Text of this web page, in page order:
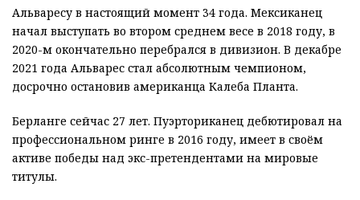
Альваресу в настоящий момент 34 года. Мексиканец
начал выступать во втором среднем весе в 2018 году, в
2020-м окончательно перебрался в дивизион. В декабре
2021 года Альварес стал абсолютным чемпионом,
досрочно остановив американца Калеба Планта.
Берланге сейчас 27 лет. Пуэрториканец дебютировал на
профессиональном ринге в 2016 году, имеет в своём
активе победы над экс-претендентами на мировые
титулы.